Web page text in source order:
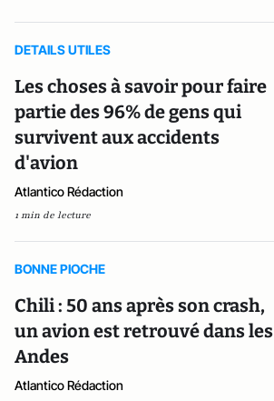
DETAILS UTILES
Les choses à savoir pour faire
partie des 96% de gens qui
survivent aux accidents
d'avion
Atlantico Rédaction
1 min de lecture
BONNE PIOCHE
Chili : 50 ans après son crash,
un avion est retrouvé dans les
Andes
Atlantico Rédaction